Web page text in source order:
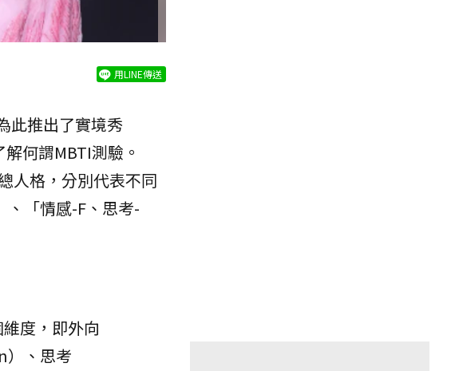
用LINE傳送
此推出了實境秀
何謂MBTI測驗。
人格，分別代表不同
、「情感-F、思考-
度，即外向
、思考